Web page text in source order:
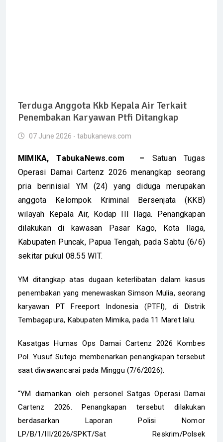
Terduga Anggota Kkb Kepala Air Terkait
Penembakan Karyawan Ptfi Ditangkap
07 June 2026 - tabukanews.com
MIMIKA, TabukaNews.com – Satuan Tugas
Operasi Damai Cartenz 2026 menangkap seorang
pria berinisial YM (24) yang diduga merupakan
anggota Kelompok Kriminal Bersenjata (KKB)
wilayah Kepala Air, Kodap III Ilaga. Penangkapan
dilakukan di kawasan Pasar Kago, Kota Ilaga,
Kabupaten Puncak, Papua Tengah, pada Sabtu (6/6)
sekitar pukul 08.55 WIT.
YM ditangkap atas dugaan keterlibatan dalam kasus
penembakan yang menewaskan Simson Mulia, seorang
karyawan PT Freeport Indonesia (PTFI), di Distrik
Tembagapura, Kabupaten Mimika, pada 11 Maret lalu.
Kasatgas Humas Ops Damai Cartenz 2026 Kombes
Pol. Yusuf Sutejo membenarkan penangkapan tersebut
saat diwawancarai pada Minggu (7/6/2026).
“YM diamankan oleh personel Satgas Operasi Damai
Cartenz 2026. Penangkapan tersebut dilakukan
berdasarkan Laporan Polisi Nomor
LP/B/1/III/2026/SPKT/Sat Reskrim/Polsek